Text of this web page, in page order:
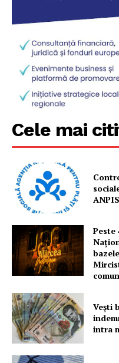
Cele mai
Peste
Vești
intra